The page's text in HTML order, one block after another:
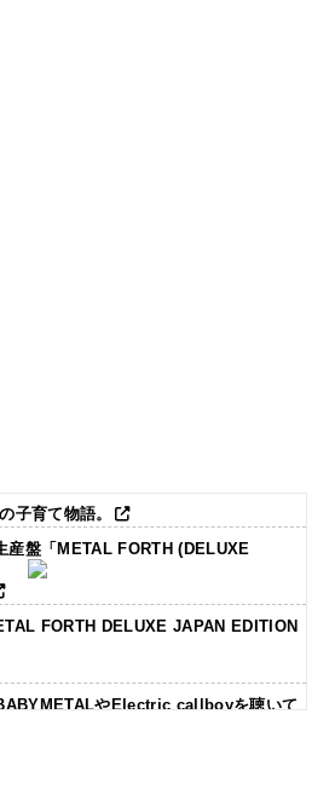
子育て物語。
産盤「METAL FORTH (DELUXE
FORTH DELUXE JAPAN EDITION
やElectric callboyを聴いて